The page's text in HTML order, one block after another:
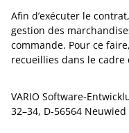
Afin d’exécuter le
gestion des
commande. Pour ce
recueillies dans le
VARIO Software-
32–34, D-56564 Neuwied